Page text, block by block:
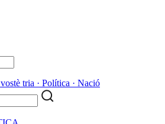
tria · Política · Nació